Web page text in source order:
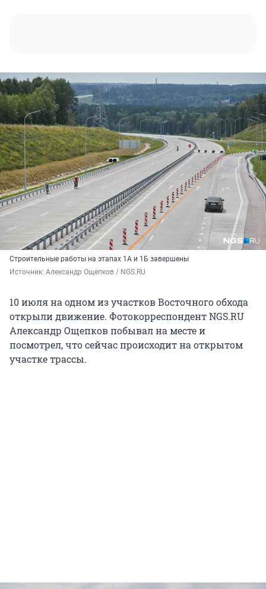
Строительные работы на этапах 1А и 1Б завершены
Источник: Александр Ощепков / NGS.RU
10 июля на одном из участков Восточного обхода
открыли движение. Фотокорреспондент NGS.RU
Александр Ощепков побывал на месте и
посмотрел, что сейчас происходит на открытом
участке трассы.